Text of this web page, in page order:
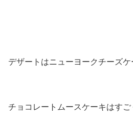
デザートはニューヨークチーズケ
チョコレートムースケーキはす